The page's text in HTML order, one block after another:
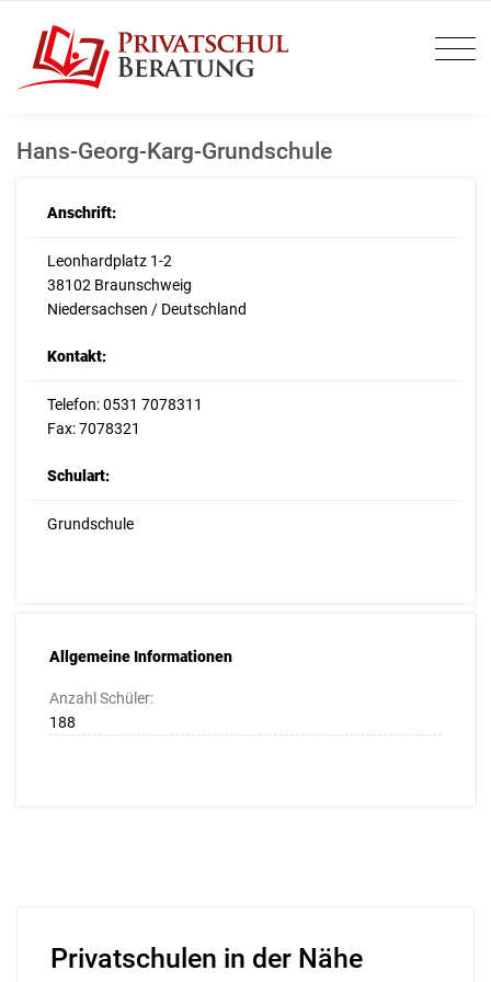
Hans-Georg-Karg-Grundschule
Anschrift:
Leonhardplatz 1-2
38102 Braunschweig
Niedersachsen / Deutschland
Kontakt:
Telefon: 0531 7078311
Fax: 7078321
Schulart:
Grundschule
Allgemeine Informationen
Anzahl Schüler:
188
Privatschulen in der Nähe